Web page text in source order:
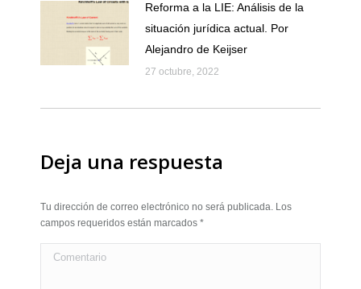
Reforma a la LIE: Análisis de la
situación jurídica actual. Por
Alejandro de Keijser
27 octubre, 2022
Deja una respuesta
Tu dirección de correo electrónico no será publicada. Los
campos requeridos están marcados *
Comentario